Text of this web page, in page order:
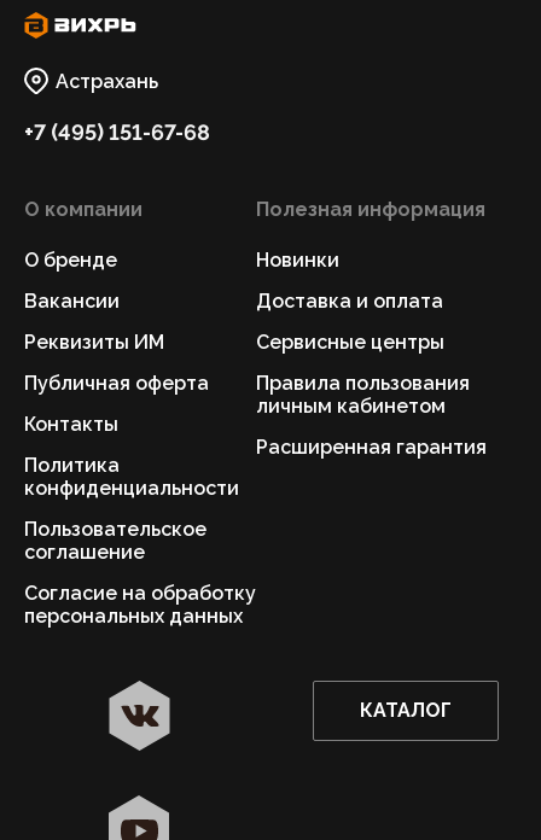
Астрахань
+7 (495) 151-67-68
О компании
О бренде
Вакансии
Реквизиты ИМ
Публичная оферта
Контакты
Политика
конфиденциальности
Пользовательское
соглашение
Согласие на обработку
персональных данных
Полезная информация
Новинки
Доставка и оплата
Сервисные центры
Правила пользования
личным кабинетом
Расширенная гарантия
КАТАЛОГ